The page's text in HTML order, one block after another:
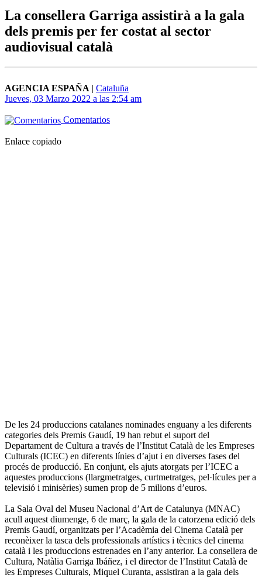
La consellera Garriga assistirà a la gala
dels premis per fer costat al sector
audiovisual català
AGENCIA ESPAÑA | Cataluña
Jueves, 03 Marzo 2022 a las 2:54 am
Comentarios
Enlace copiado
De les 24 produccions catalanes nominades enguany a les diferents
categories dels Premis Gaudí, 19 han rebut el suport del
Departament de Cultura a través de l’Institut Català de les Empreses
Culturals (ICEC) en diferents línies d’ajut i en diverses fases del
procés de producció. En conjunt, els ajuts atorgats per l’ICEC a
aquestes produccions (llargmetratges, curtmetratges, pel·lícules per a
televisió i minisèries) sumen prop de 5 milions d’euros.
La Sala Oval del Museu Nacional d’Art de Catalunya (MNAC)
acull aquest diumenge, 6 de març, la gala de la catorzena edició dels
Premis Gaudí, organitzats per l’Acadèmia del Cinema Català per
reconèixer la tasca dels professionals artístics i tècnics del cinema
català i les produccions estrenades en l’any anterior. La consellera de
Cultura, Natàlia Garriga Ibáñez, i el director de l’Institut Català de
les Empreses Culturals, Miquel Curanta, assistiran a la gala dels